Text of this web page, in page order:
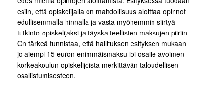
esiin, että opiskelijalla on mahdollisuus aloittaa opinnot
edullisemmalla hinnalla ja vasta myöhemmin siirtyä
tutkinto-opiskelijaksi ja täyskatteellisten maksujen piiriin.
On tärkeä tunnistaa, että hallituksen esityksen mukaan
jo aiempi 15 euron enimmäismaksu loi osalle avoimen
korkeakoulun opiskelijoista merkittävän taloudellisen
osallistumisesteen.